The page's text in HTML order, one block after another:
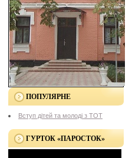
ПОПУЛЯРНЕ
Вступ дітей та молоді з ТОТ
ГУРТОК «ПАРОСТОК»